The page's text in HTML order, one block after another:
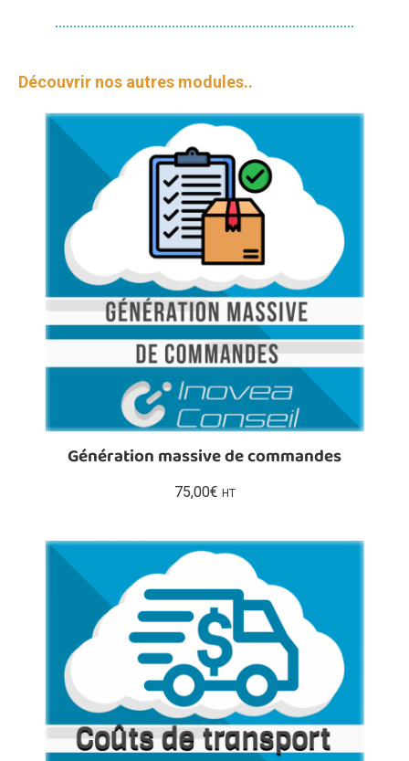
Découvrir nos autres modules..
Génération massive de commandes
75,00€ HT